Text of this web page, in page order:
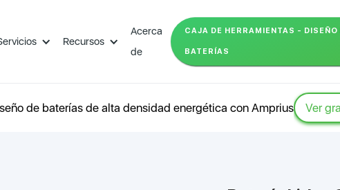
Recursos
Acerca
de
CAJA DE HERRAMIENTAS - DISEÑO
BATERÍAS
de baterías de alta densidad energética con Amprius Ver